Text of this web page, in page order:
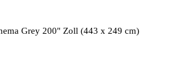
Grey 200" Zoll (443 x 249 cm)